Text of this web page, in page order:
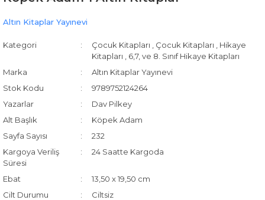
Altın Kitaplar Yayınevi
Kategori Çocuk Kitapları Çocuk Kitapları
Hikaye
Kitapları
6,7, ve 8. Sınıf Hikaye Kitapları
Marka
Altın Kitaplar Yayınevi
Stok Kodu
9789752124264
Yazarlar
Dav Pilkey
Alt Başlık
Köpek Adam
Sayfa Sayısı
232
Kargoya Veriliş
Süresi
24 Saatte Kargoda
Ebat
13,50 x 19,50 cm
Cilt Durumu
Ciltsiz